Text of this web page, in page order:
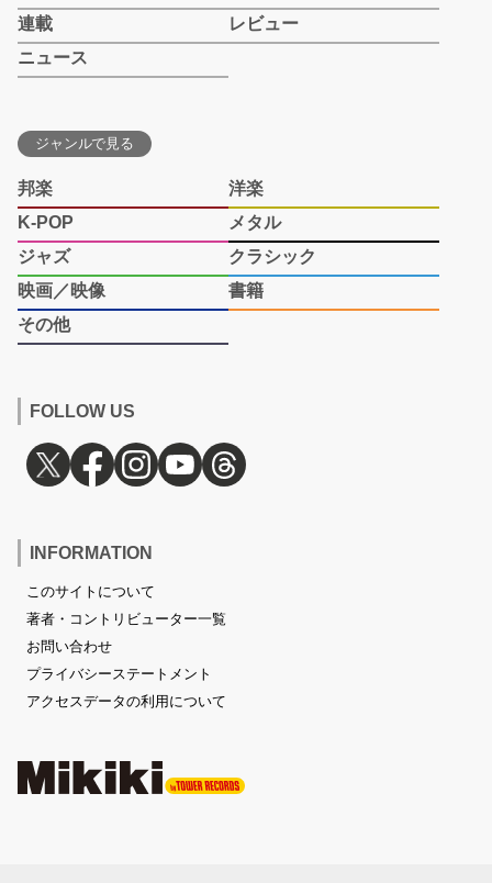
連載
レビュー
ニュース
ジャンルで見る
邦楽
洋楽
K-POP
メタル
ジャズ
クラシック
映画／映像
書籍
その他
FOLLOW US
INFORMATION
このサイトについて
著者・コントリビューター一覧
お問い合わせ
プライバシーステートメント
アクセスデータの利用について